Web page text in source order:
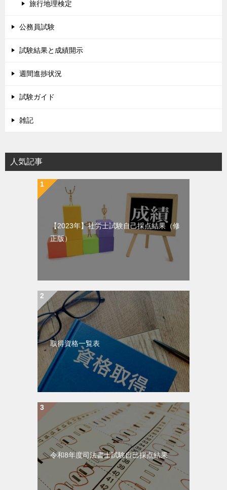
旅行地理検定
公務員試験
試験結果と成績開示
週間進捗状況
試験ガイド
雑記
人気記事
【2023年】社労士試験自己採点結果（修
正版）
取得資格一覧表
令和8年度司法書士試験自己採点結果